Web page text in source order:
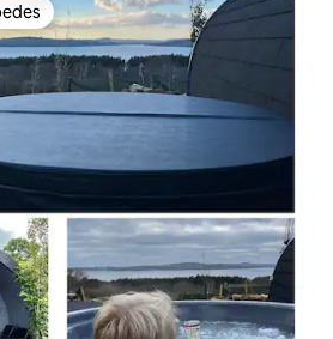
dos hóspedes